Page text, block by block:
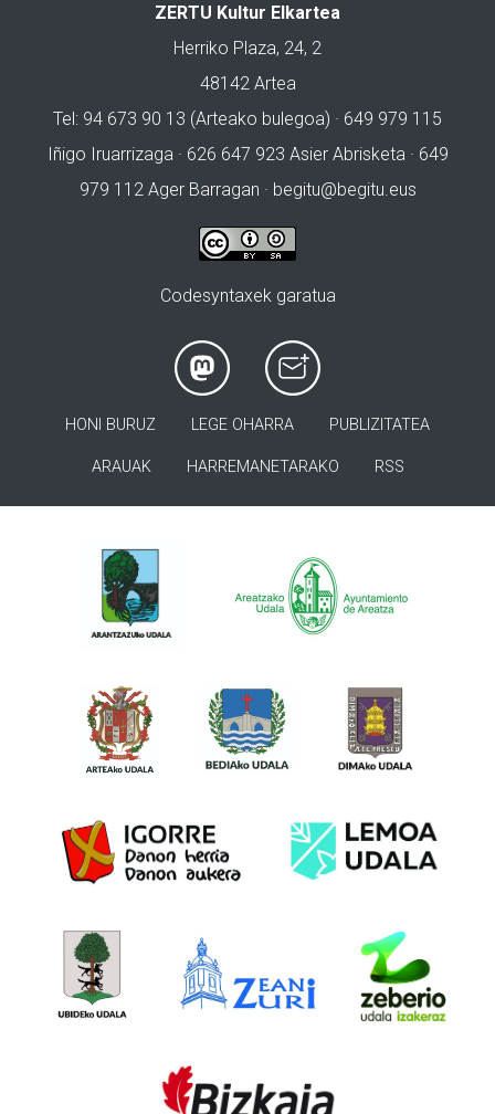
ZERTU Kultur Elkartea
Herriko Plaza, 24, 2
48142 Artea
Tel: 94 673 90 13 (Arteako bulegoa) · 649 979 115
Iñigo Iruarrizaga · 626 647 923 Asier Abrisketa · 649
979 112 Ager Barragan · begitu@begitu.eus
Codesyntaxek garatua
HONI BURUZ LEGE OHARRA PUBLIZITATEA
ARAUAK HARREMANETARAKO RSS